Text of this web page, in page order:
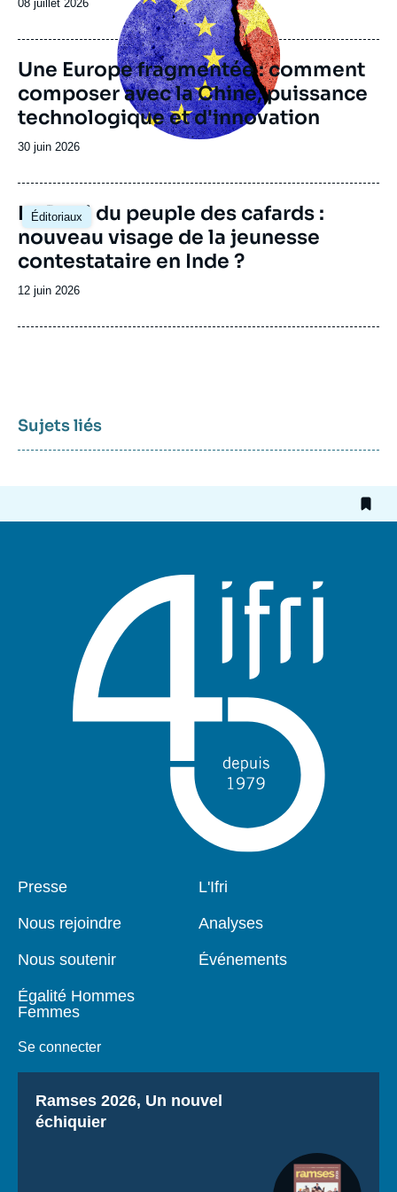
Date
publication
08 juillet 2026
Une Europe fragmentée : comment
composer avec la Chine, puissance
technologique et d'innovation
Date
publication
30 juin 2026
Éditoriaux
Image
principale
Le Parti du peuple des cafards :
nouveau visage de la jeunesse
contestataire en Inde ?
Date
publication
12 juin 2026
Sujets liés
Pied
Presse
Nous rejoindre
Nous soutenir
Égalité Hommes
Femmes
Se connecter
Navigation
L'Ifri
Analyses
Événements
Titre
Ramses 2026, Un nouvel
échiquier